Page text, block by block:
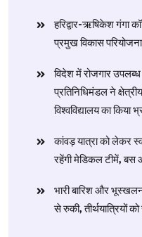
हरिद्वार-ऋषिकेश गंगा
प्रमुख विकास
विदेश में रोजगार
प्रतिनिधिमंडल ने
विश्वविद्यालय का किया
​कांवड़ यात्रा को लेकर
रहेंगी मेडिकल टीमें, बस
​भारी बारिश और
से रुकी, तीर्थयात्रियों